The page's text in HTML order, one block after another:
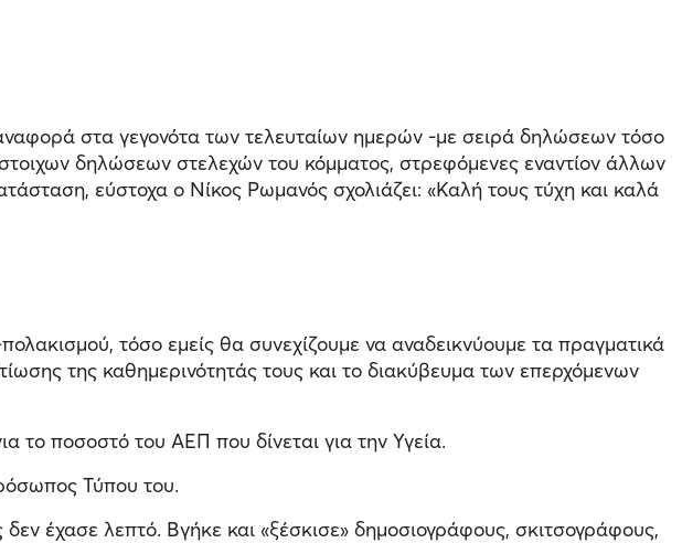
στα γεγονότα των τελευταίων ημερών -με σειρά δηλώσεων τόσο
δηλώσεων στελεχών του κόμματος, στρεφόμενες εναντίον άλλων
εύστοχα ο Νίκος Ρωμανός σχολιάζει: «Καλή τους τύχη και καλά
τόσο εμείς θα συνεχίζουμε να αναδεικνύουμε τα πραγματικά
της καθημερινότητάς τους και το διακύβευμα των επερχόμενων
το ποσοστό του ΑΕΠ που δίνεται για την Υγεία.
Τύπου του.
έχασε λεπτό. Βγήκε και «ξέσκισε» δημοσιογράφους, σκιτσογράφους,